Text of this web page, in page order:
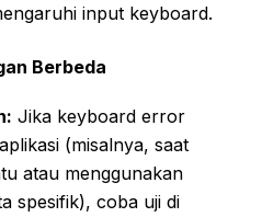
input keyboard.
Berbeda
Jika keyboard error
(misalnya, saat
atau menggunakan
spesifik), coba uji di